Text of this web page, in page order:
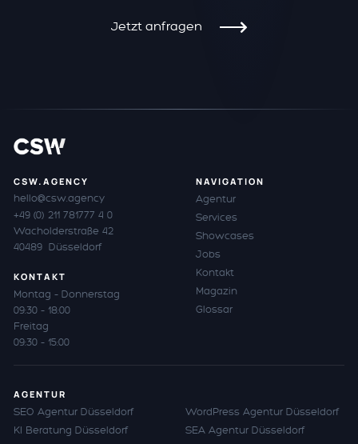
Jetzt anfragen
CSW.AGENCY
hello@csw.agency
+49 (0) 211 781777 4 0
Wacholderstraße 42
40489 Düsseldorf
KONTAKT
Montag – Donnerstag
09:30 – 18:00
Freitag
09:30 – 15:00
NAVIGATION
Agentur
Services
Showcases
Jobs
Kontakt
Magazin
Glossar
AGENTUR
SEO Agentur Düsseldorf
KI Beratung Düsseldorf
WordPress Agentur Düsseldorf
SEA Agentur Düsseldorf